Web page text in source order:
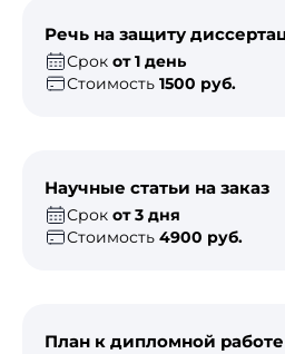
Речь на защиту
Срок от 1 день
Стоимость 1500 руб.
Научные статьи на заказ
Срок от 3 дня
Стоимость 4900 руб.
План к дипломной работе